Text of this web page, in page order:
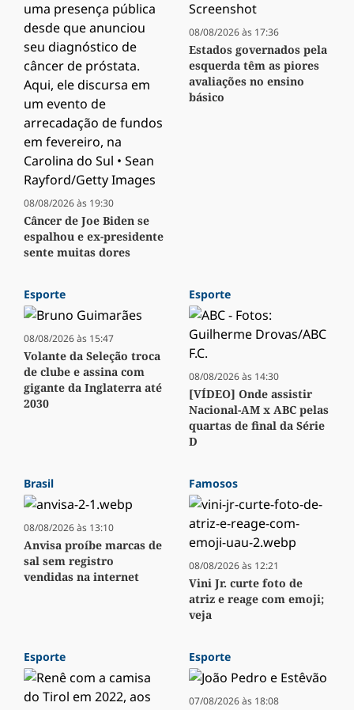
08/08/2026 às 19:30
Câncer de Joe Biden se
espalhou e ex-presidente
sente muitas dores
08/08/2026 às 17:36
Estados governados pela
esquerda têm as piores
avaliações no ensino
básico
Esporte
08/08/2026 às 15:47
Volante da Seleção troca
de clube e assina com
gigante da Inglaterra até
2030
Esporte
08/08/2026 às 14:30
[VÍDEO] Onde assistir
Nacional-AM x ABC pelas
quartas de final da Série
D
Brasil
08/08/2026 às 13:10
Anvisa proíbe marcas de
sal sem registro
vendidas na internet
Famosos
08/08/2026 às 12:21
Vini Jr. curte foto de
atriz e reage com emoji;
veja
Esporte Esporte
07/08/2026 às 18:08